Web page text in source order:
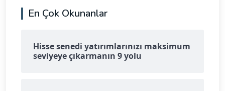
En Çok Okunanlar
Hisse senedi yatırımlarınızı maksimum
seviyeye çıkarmanın 9 yolu